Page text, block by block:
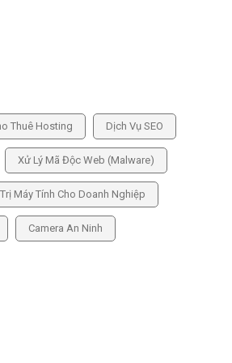
Thuê Hosting Dịch Vụ SEO
Xử Lý Mã Độc Web (Malware)
Máy Tính Cho Doanh Nghiệp
Camera An Ninh